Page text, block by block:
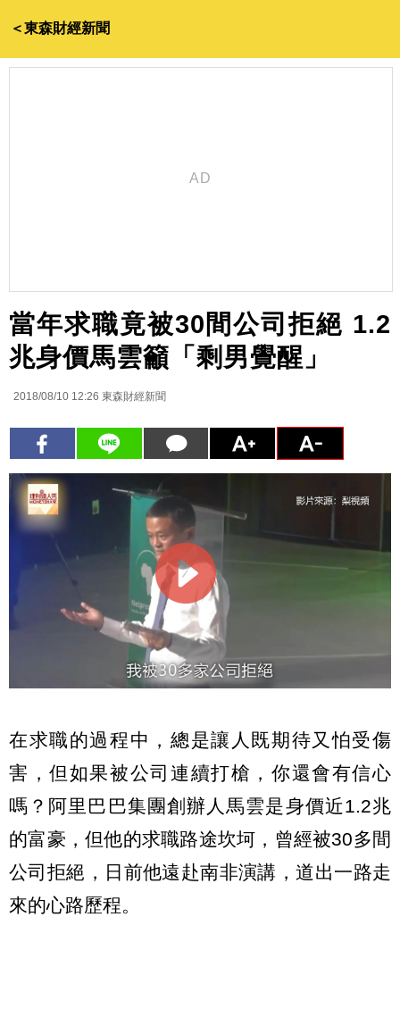
＜東森財經新聞
當年求職竟被30間公司拒絕 1.2
兆身價馬雲籲「剩男覺醒」
2018/08/10 12:26 東森財經新聞
在求職的過程中，總是讓人既期待又怕受傷
害，但如果被公司連續打槍，你還會有信心
嗎？阿里巴巴集團創辦人馬雲是身價近1.2兆
的富豪，但他的求職路途坎坷，曾經被30多間
公司拒絕，日前他遠赴南非演講，道出一路走
來的心路歷程。